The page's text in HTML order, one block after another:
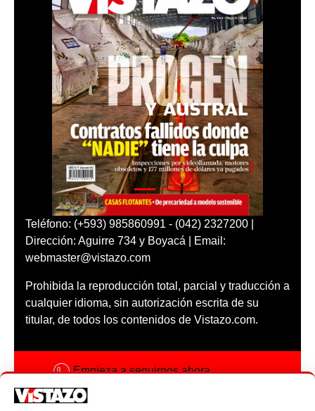
Teléfono: (+593) 985860991 - (042) 2327200 |
Dirección: Aguirre 734 y Boyacá | Email:
webmaster@vistazo.com
Prohibida la reproducción total, parcial y traducción a
cualquier idioma, sin autorización escrita de su
titular, de todos los contenidos de Vistazo.com.
Empieza a seguirnos ahora